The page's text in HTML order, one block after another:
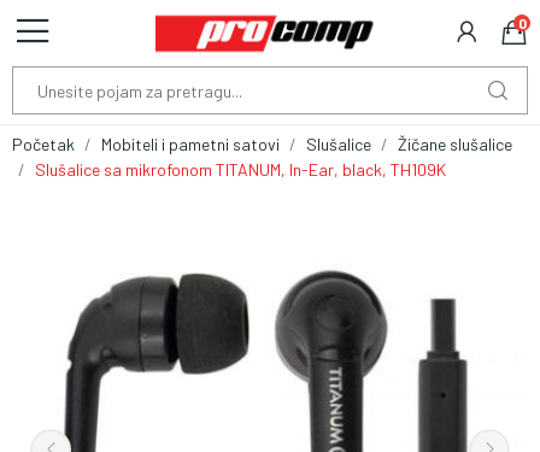
0
Početak Mobiteli i pametni satovi Slušalice
Žičane slušalice
Slušalice sa mikrofonom TITANUM, In-Ear, black, TH109K